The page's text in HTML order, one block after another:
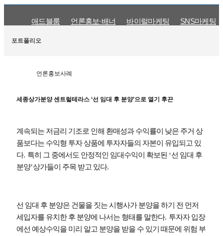
애드블룸 언론홍보·배너 바이럴마케팅 SNS마케팅
언론홍보사례
포트폴리오
언론홍보사례
세종상가분양 센트럴테라스 ‘선 임대 후 분양’으로 열기 후끈
계속되는 저금리 기조로 인해 환매성과 수익률이 낮은 주거 상
품보다는 수익형 투자 상품에 투자자들의 자본이 유입되고 있
다. 특히 그 중에서도 안정적인 임대수익이 확보된 ‘선 임대 후
분양’상가들이 주목 받고 있다.
선 임대 후 분양은 건물을 짓는 시행사가 분양을 하기 전 먼저
세입자를 유치한 후 분양에 나서는 형태를 말한다. 투자자 입장
에선 예상수익을 미리 알고 분양을 받을 수 있기 때문에 위험 부